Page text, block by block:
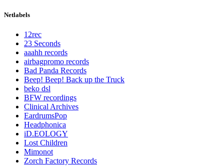
Netlabels
12rec
23 Seconds
aaahh records
airbagpromo records
Bad Panda Records
Beep! Beep! Back up the Truck
beko dsl
BFW recordings
Clinical Archives
EardrumsPop
Headphonica
iD.EOLOGY
Lost Children
Mimonot
Zorch Factory Records